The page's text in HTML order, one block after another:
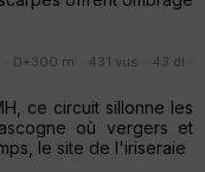
D+300 m · 431 vus · 43 dl ·
ce circuit sillonne les
où vergers et
le site de l'iriseraie